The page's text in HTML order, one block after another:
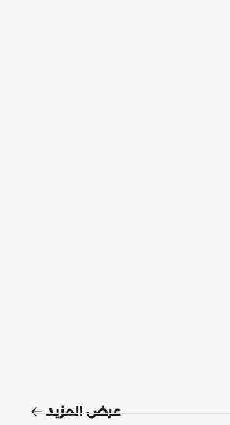
عرض المزيد